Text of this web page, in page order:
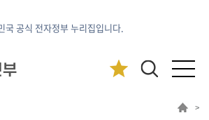
국 공식 전자정부 누리집입니다.
>